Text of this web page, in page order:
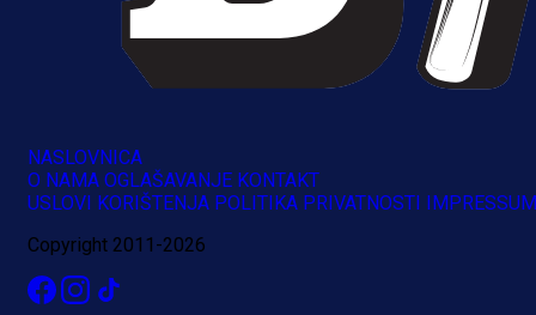
NASLOVNICA
O NAMA OGLAŠAVANJE KONTAKT
USLOVI KORIŠTENJA POLITIKA PRIVATNOSTI IMPRESSUM
Copyright 2011-2026